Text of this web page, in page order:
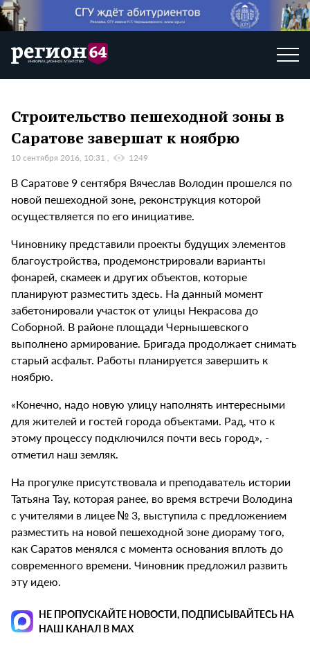
Строительство пешеходной зоны в
Саратове завершат к ноябрю
10 сентября 2016, 10:31 1249
В Саратове 9 сентября Вячеслав Володин прошелся по
новой пешеходной зоне, реконструкция которой
осуществляется по его инициативе.
Чиновнику представили проекты будущих элементов
благоустройства, продемонстрировали варианты
фонарей, скамеек и других объектов, которые
планируют разместить здесь. На данный момент
забетонировали участок от улицы Некрасова до
Соборной. В районе площади Чернышевского
выполнено армирование. Бригада продолжает снимать
старый асфальт. Работы планируется завершить к
ноябрю.
«Конечно, надо новую улицу наполнять интересными
для жителей и гостей города объектами. Рад, что к
этому процессу подключился почти весь город», -
отметил наш земляк.
На прогулке присутствовала и преподаватель истории
Татьяна Тау, которая ранее, во время встречи Володина
с учителями в лицее № 3, выступила с предложением
разместить на новой пешеходной зоне диораму того,
как Саратов менялся с момента основания вплоть до
современного времени. Чиновник предложил развить
эту идею.
НЕ ПРОПУСКАЙТЕ НОВОСТИ, ПОДПИСЫВАЙТЕСЬ НА
НАШ КАНАЛ В MAX